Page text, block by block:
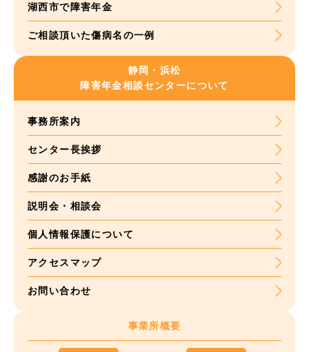
湖西市で障害年金
ご相談頂いた傷病名の一例
静岡・浜松
障害年金相談センターについて
事務所案内
センター長挨拶
感謝のお手紙
説明会・相談会
個人情報保護について
アクセスマップ
お問い合わせ
事業所概要